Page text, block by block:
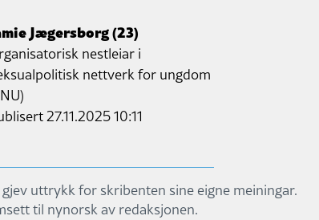
Jægersborg (23)
nestleiar i
nettverk for ungdom
27.11.2025 10:11
uttrykk for skribenten sine eigne meiningar.
til nynorsk av redaksjonen.